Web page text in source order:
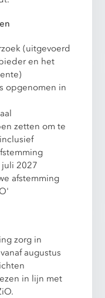
(uitgevoerd
en het
opgenomen in
zetten om te
2027
afstemming
zorg in
augustus
in lijn met